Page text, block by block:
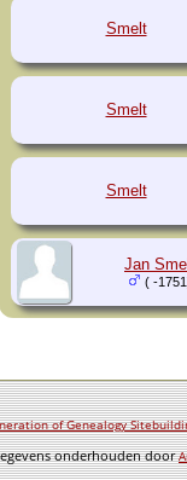
Smelt
Smelt
Smelt
Jan
( -
of Genealogy
onderhouden door